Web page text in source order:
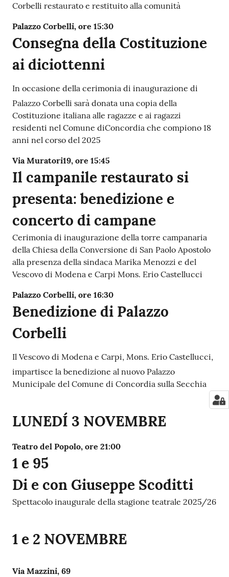
Corbelli restaurato e restituito alla comunità
Palazzo Corbelli, ore 15:30
Consegna della Costituzione
ai diciottenni
In occasione della cerimonia di inaugurazione di
Palazzo Corbelli sarà donata una copia della
Costituzione italiana alle ragazze e ai ragazzi
residenti nel Comune diConcordia che compiono 18
anni nel corso del 2025
Via Muratori19, ore 15:45
Il campanile restaurato si
presenta: benedizione e
concerto di campane
Cerimonia di inaugurazione della torre campanaria
della Chiesa della Conversione di San Paolo Apostolo
alla presenza della sindaca Marika Menozzi e del
Vescovo di Modena e Carpi Mons. Erio Castellucci
Palazzo Corbelli, ore 16:30
Benedizione di Palazzo
Corbelli
Il Vescovo di Modena e Carpi, Mons. Erio Castellucci,
impartisce la benedizione al nuovo Palazzo
Municipale del Comune di Concordia sulla Secchia
LUNEDÍ 3 NOVEMBRE
Teatro del Popolo, ore 21:00
1 e 95
Di e con Giuseppe Scoditti
Spettacolo inaugurale della stagione teatrale 2025/26
1 e 2 NOVEMBRE
Via Mazzini, 69